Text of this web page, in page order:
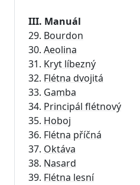
III. Manuál
29. Bourdon
30. Aeolina
31. Kryt líbezný
32. Flétna dvojitá
33. Gamba
34. Principál flétnový
35. Hoboj
36. Flétna příčná
37. Oktáva
38. Nasard
39. Flétna lesní